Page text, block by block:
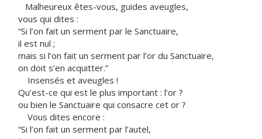
Malheureux êtes-vous, guides aveugles,
vous qui dites :
“Si l’on fait un serment par le Sanctuaire,
il est nul ;
mais si l’on fait un serment par l’or du Sanctuaire,
on doit s’en acquitter.”
Insensés et aveugles !
Qu’est-ce qui est le plus important : l’or ?
ou bien le Sanctuaire qui consacre cet or ?
Vous dites encore :
“Si l’on fait un serment par l’autel,